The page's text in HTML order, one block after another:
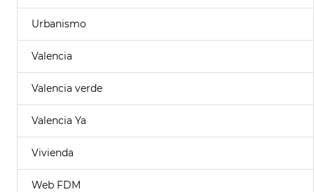
Urbanismo
Valencia
Valencia verde
Valencia Ya
Vivienda
Web FDM